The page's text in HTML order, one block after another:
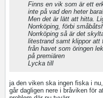
Finns en vik som är ett
inte på vad den heter
Men det är lätt att hitta.
Norrköping, förbi
Norrköping så är det
litestrand samt klippor att
från havet som öringen
på premiären
Lycka till
ja den viken ska ingen fiska i
går dagligen nere i bråviken för